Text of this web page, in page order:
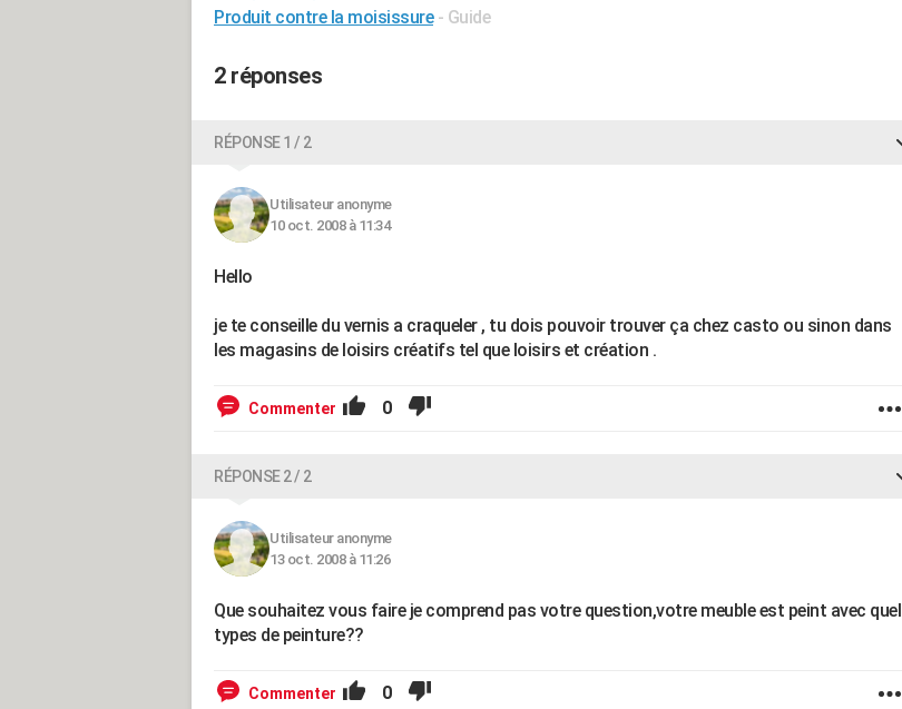
Produit contre la moisissure - Guide
2 réponses
RÉPONSE 1 / 2
Utilisateur anonyme
10 oct. 2008 à 11:34
Hello
je te conseille du vernis a craqueler , tu dois pouvoir trouver ça chez casto ou sinon dans
les magasins de loisirs créatifs tel que loisirs et création .
Commenter 0
RÉPONSE 2 / 2
Utilisateur anonyme
13 oct. 2008 à 11:26
Que souhaitez vous faire je comprend pas votre question,votre meuble est peint avec quel
types de peinture??
Commenter 0